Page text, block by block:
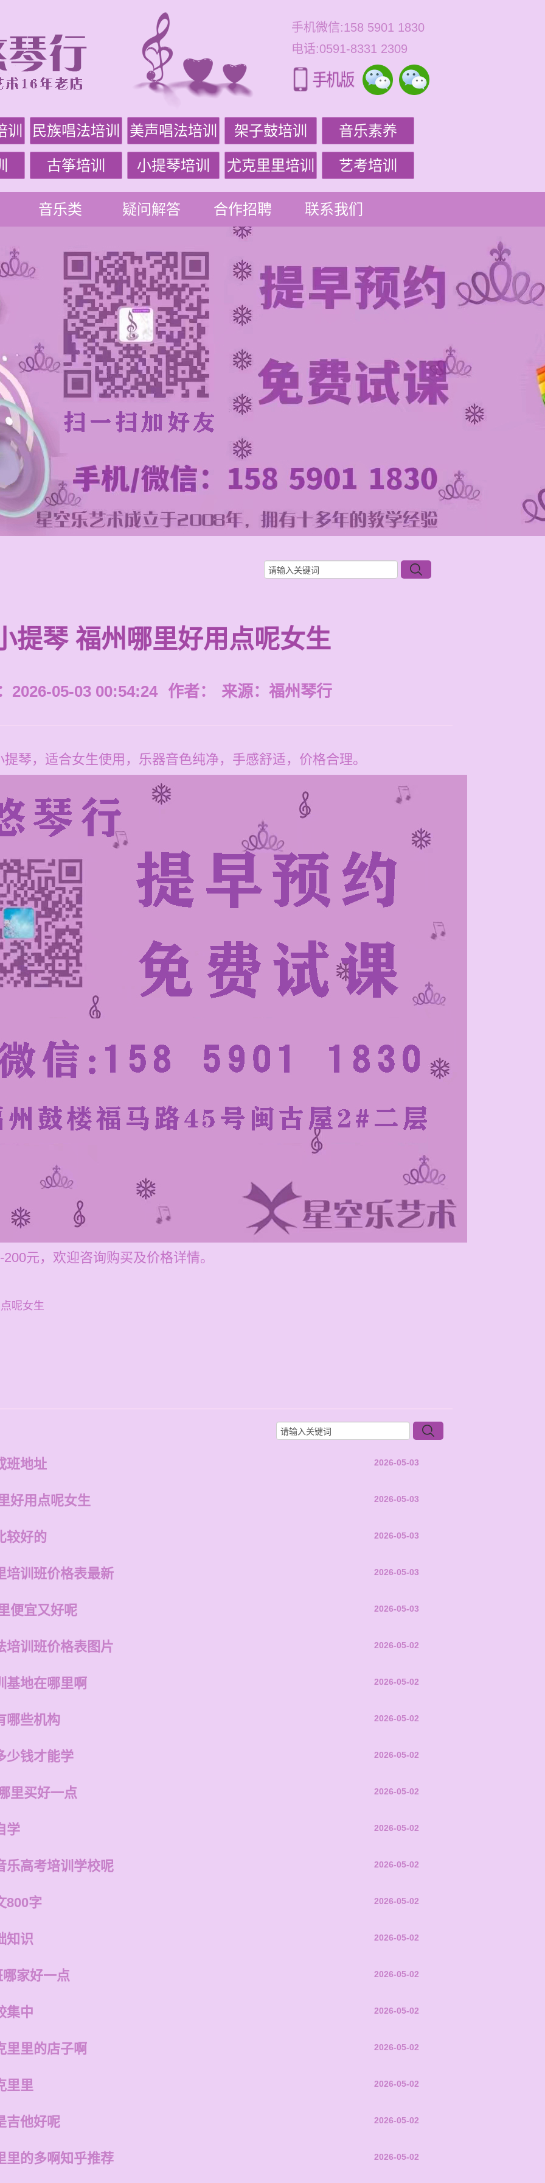
手机微信:158 5901 1830
电话:0591-8331 2309
民族唱法培训 美声唱法培训 架子鼓培训 音乐素养
古筝培训 小提琴培训 尤克里里培训 艺考培训
音乐类 疑问解答 合作招聘 联系我们
提琴 福州哪里好用点呢女生
2026-05-03 00:54:24 作者： 来源： 福州琴行
琴，适合女生使用，乐器音色纯净，手感舒适，价格合理。
元，欢迎咨询购买及价格详情。
呢女生
班地址 2026-05-03
好用点呢女生 2026-05-03
较好的 2026-05-03
培训班价格表最新 2026-05-03
便宜又好呢 2026-05-03
培训班价格表图片 2026-05-02
基地在哪里啊 2026-05-02
哪些机构 2026-05-02
少钱才能学 2026-05-02
里买好一点 2026-05-02
学 2026-05-02
乐高考培训学校呢 2026-05-02
800字 2026-05-02
知识 2026-05-02
家好一点 2026-05-02
集中 2026-05-02
里里的店子啊 2026-05-02
里里 2026-05-02
吉他好呢 2026-05-02
里的多啊知乎推荐 2026-05-02